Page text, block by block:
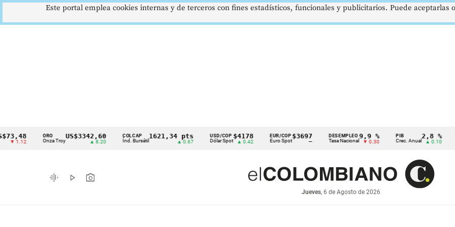
Cintillo
indicadores
económicos
ORO
Onza Troy
US$3342,60 COLCAP
Índ. Bursátil
1621,34 pts USD/COP
Dólar Spot
$4178
▲ 0.42
EUR/COP
Euro Spot
$3697
—
DESEMPLEO
Tasa Nacional
9,9 %
▼ 0.30
PIB
Crec. Anual
2,8 %
▲ 0.10
TRM
Tasa
graphic_eq play_arrow photo_camera
Jueves, 6 de Agosto de 2026
Este portal emplea cookies internas y de terceros con fines estadísticos, funcionales y publicitarios. Puede aceptarlas